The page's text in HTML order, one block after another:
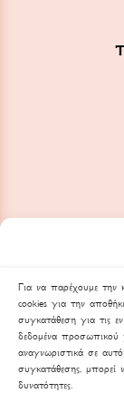
Για να παρέχουμε την
cookies για την
συγκατάθεση για τις
δεδομένα προσωπικού
αναγνωριστικά σε
συγκατάθεσης, μπορεί
δυνατότητες.